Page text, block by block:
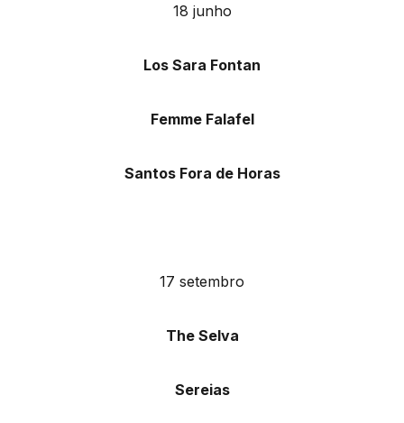
18 junho
Los Sara Fontan
Femme Falafel
Santos Fora de Horas
17 setembro
The Selva
Sereias